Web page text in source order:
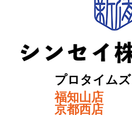
プロタイムズ
福知山店
京都西店